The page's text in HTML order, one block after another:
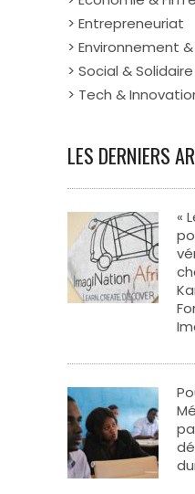
> Entrepreneuriat
> Environnement
> Social & Solidaire
> Tech &
LES DERNIERS
«